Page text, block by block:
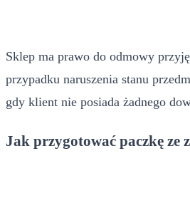
Sklep ma prawo do odmowy
przypadku naruszenia stanu
gdy klient nie posiada żadnego
Jak przygotować paczkę ze